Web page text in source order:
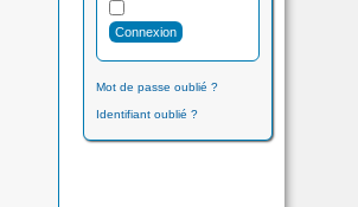
Mot de passe oublié ?
Identifiant oublié ?